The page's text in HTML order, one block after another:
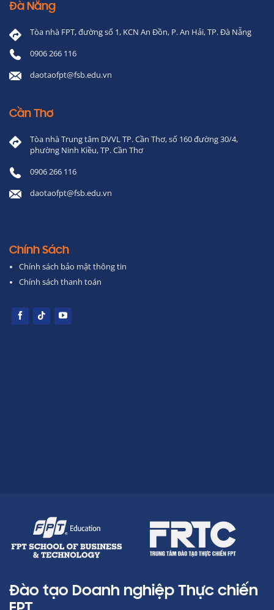
Đà Nẵng
Tòa nhà FPT, đường số 1, KCN An Đồn, P. An Hải, TP. Đà Nẵng
0906 266 116
daotaofpt@fsb.edu.vn
Cần Thơ
Tòa nhà Trung tâm DVVL TP. Cần Thơ, số 160 đường 30/4,
phường Ninh Kiều, TP. Cần Thơ
0906 266 116
daotaofpt@fsb.edu.vn
Chính Sách
Chính sách bảo mật thông tin
Chính sách thanh toán
Đào tạo Doanh nghiệp Thực chiến